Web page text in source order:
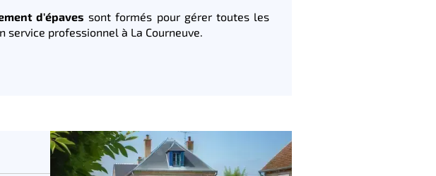
d'épaves sont formés pour gérer toutes les
service professionnel à La Courneuve.